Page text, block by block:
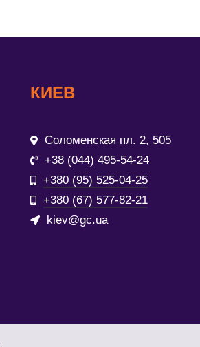
КИЕВ
Соломенская пл. 2, 505
+38 (044) 495-54-24
+380 (95) 525-04-25
+380 (67) 577-82-21
kiev@gc.ua